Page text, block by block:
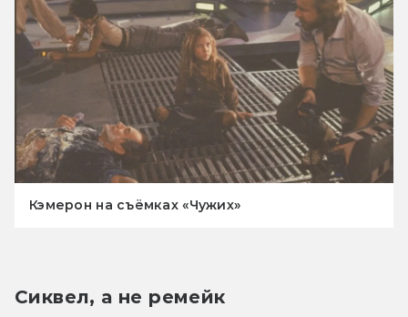
Кэмерон на съёмках «Чужих»
Сиквел, а не ремейк